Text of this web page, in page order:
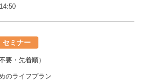
セミナー
・先着順）
のライフプラン